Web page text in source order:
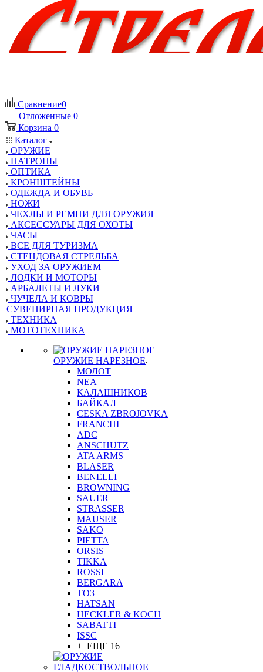
Сравнение0
Отложенные 0
Корзина 0
Каталог
ОРУЖИЕ
ПАТРОНЫ
ОПТИКА
КРОНШТЕЙНЫ
ОДЕЖДА И ОБУВЬ
НОЖИ
ЧЕХЛЫ И РЕМНИ ДЛЯ ОРУЖИЯ
АКСЕССУАРЫ ДЛЯ ОХОТЫ
ЧАСЫ
ВСЕ ДЛЯ ТУРИЗМА
СТЕНДОВАЯ СТРЕЛЬБА
УХОД ЗА ОРУЖИЕМ
ЛОДКИ И МОТОРЫ
АРБАЛЕТЫ И ЛУКИ
ЧУЧЕЛА И КОВРЫ
СУВЕНИРНАЯ ПРОДУКЦИЯ
ТЕХНИКА
МОТОТЕХНИКА
ОРУЖИЕ НАРЕЗНОЕ
МОЛОТ
NEA
КАЛАШНИКОВ
БАЙКАЛ
CESKA ZBROJOVKA
FRANCHI
ADC
ANSCHUTZ
ATA ARMS
BLASER
BENELLI
BROWNING
SAUER
STRASSER
MAUSER
SAKO
PIETTA
ORSIS
TIKKA
ROSSI
BERGARA
ТОЗ
HATSAN
HECKLER & KOCH
SABATTI
ISSC
+ ЕЩЕ 16